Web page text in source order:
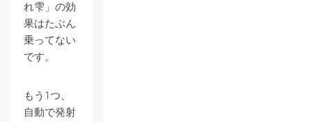
れ雫」の効
果はたぶん
乗ってない
です。
もう1つ、
自動で発射